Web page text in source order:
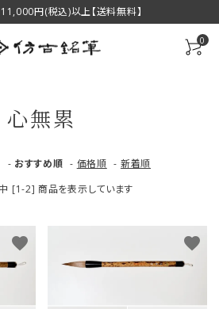
円(税込)以上【送料無料】
0
心無累
- おすすめ順 - 価格順 - 新着順
[1-2] 商品を表示しています
favorite favorite